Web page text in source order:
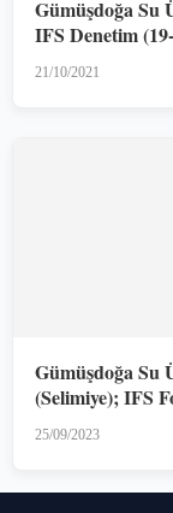
Gümüşdoğa
IFS Denetim
21/10/2021
Gümüşdoğa
(Selimiye); IFS
25/09/2023